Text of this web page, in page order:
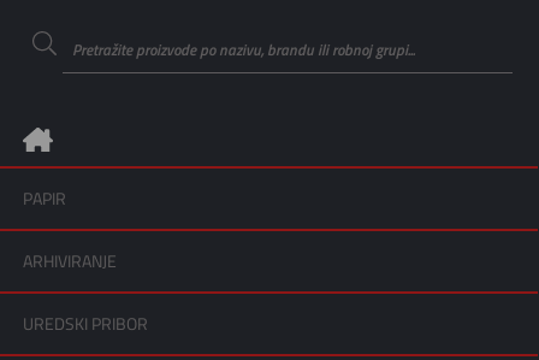
PAPIR
ARHIVIRANJE
UREDSKI PRIBOR